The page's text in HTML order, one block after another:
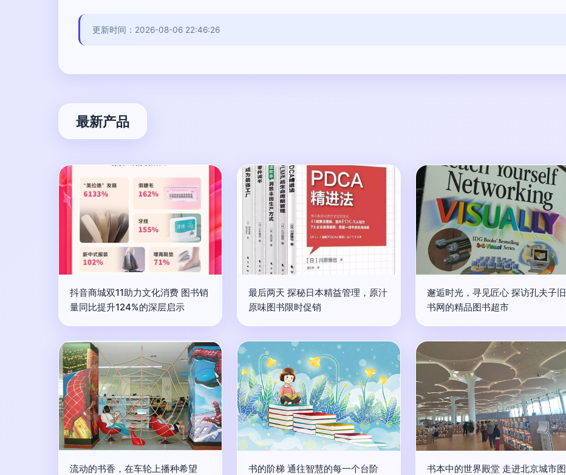
更新时间：2026-08-06 22:46:26
最新产品
抖音商城双11助力文化消费 图书销
量同比提升124%的深层启示
最后两天 探秘日本精益管理，原汁
原味图书限时促销
邂逅时光，寻见匠心 探访孔夫子旧
书网的精品图书超市
流动的书香，在车轮上播种希望 书的阶梯 通往智慧的每一个台阶
书本中的世界殿堂 走进北京城市图